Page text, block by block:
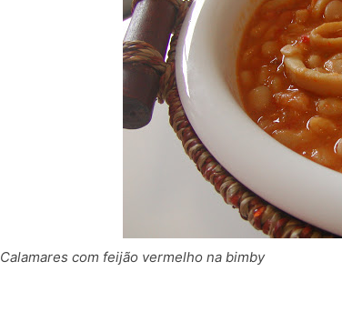
Calamares com feijão vermelho na bimby